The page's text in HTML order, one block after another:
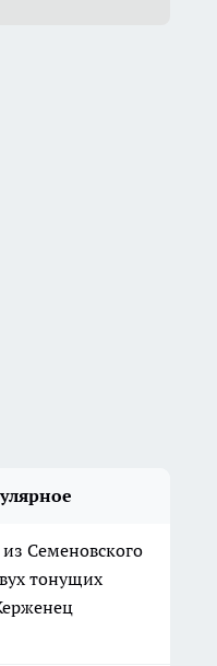
Семеновского
тонущих